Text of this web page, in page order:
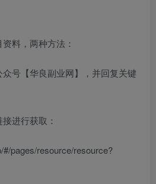
料，两种方法：
号【华良副业网】，并回复关键
进行获取：
#/pages/resource/resource?